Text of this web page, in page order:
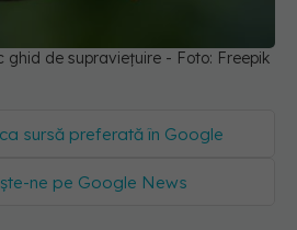
ghid de supraviețuire - Foto: Freepik
sursă preferată în Google
ne pe Google News